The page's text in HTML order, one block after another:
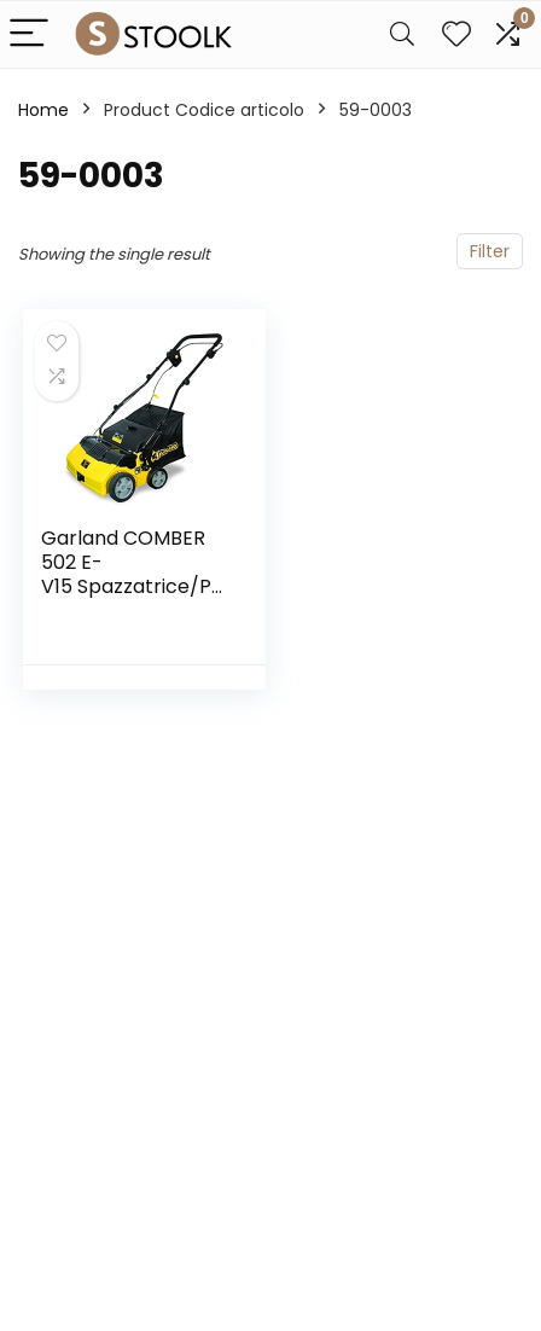
0
Home Product Codice articolo ‎59-0003
‎59-0003
Filter
Showing the single result
Garland COMBER
502 E-
V15 Spazzatrice/Pul